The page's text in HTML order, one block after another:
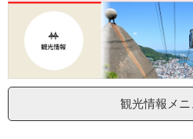
観光情報メニ